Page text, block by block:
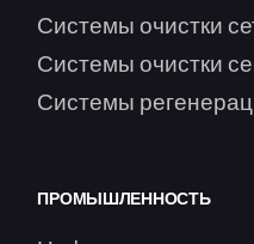
Системы очистки
Системы очистки
Системы
ПРОМЫШЛЕННОСТЬ